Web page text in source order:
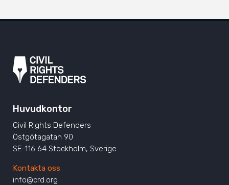
Huvudkontor
Civil Rights Defenders
Östgötagatan 90
SE-116 64 Stockholm, Sverige
Kontakta oss
info@crd.org